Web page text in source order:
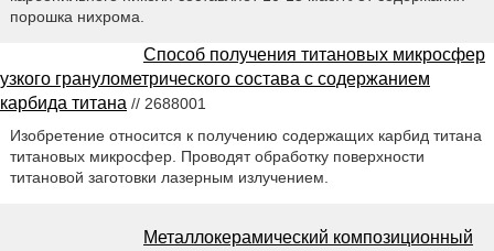
порошка нихрома.
Способ получения титановых микросфер
узкого гранулометрического состава с содержанием
карбида титана // 2688001
Изобретение относится к получению содержащих карбид титана
титановых микросфер. Проводят обработку поверхности
титановой заготовки лазерным излучением.
Металлокерамический композиционный